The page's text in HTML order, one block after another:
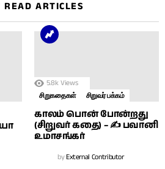
READ ARTICLES
5.8k Views
சிறுகதைகள் சிறுவர் பக்கம்
காலம் பொன் போன்றது
(சிறுவர் கதை) – ✍ பவானி
உமாசங்கர்
byExternal Contributor